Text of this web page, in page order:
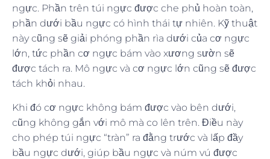
ngực. Phần trên túi ngực được che phủ hoàn toàn,
phần dưới bầu ngực có hình thái tự nhiên. Kỹ thuật
này cũng sẽ giải phóng phần rìa dưới của cơ ngực
lớn, tức phần cơ ngực bám vào xương sườn sẽ
được tách ra. Mô ngực và cơ ngực lớn cũng sẽ được
tách khỏi nhau.
Khi đó cơ ngực không bám được vào bên dưới,
cũng không gắn với mô mà co lên trên. Điều này
cho phép túi ngực “tràn” ra đằng trước và lấp đầy
bầu ngực dưới, giúp bầu ngực và núm vú được